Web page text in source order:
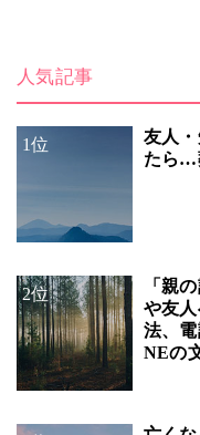
人気記事
1位
友人
たら…
2位
「親
や友
法、
NEの